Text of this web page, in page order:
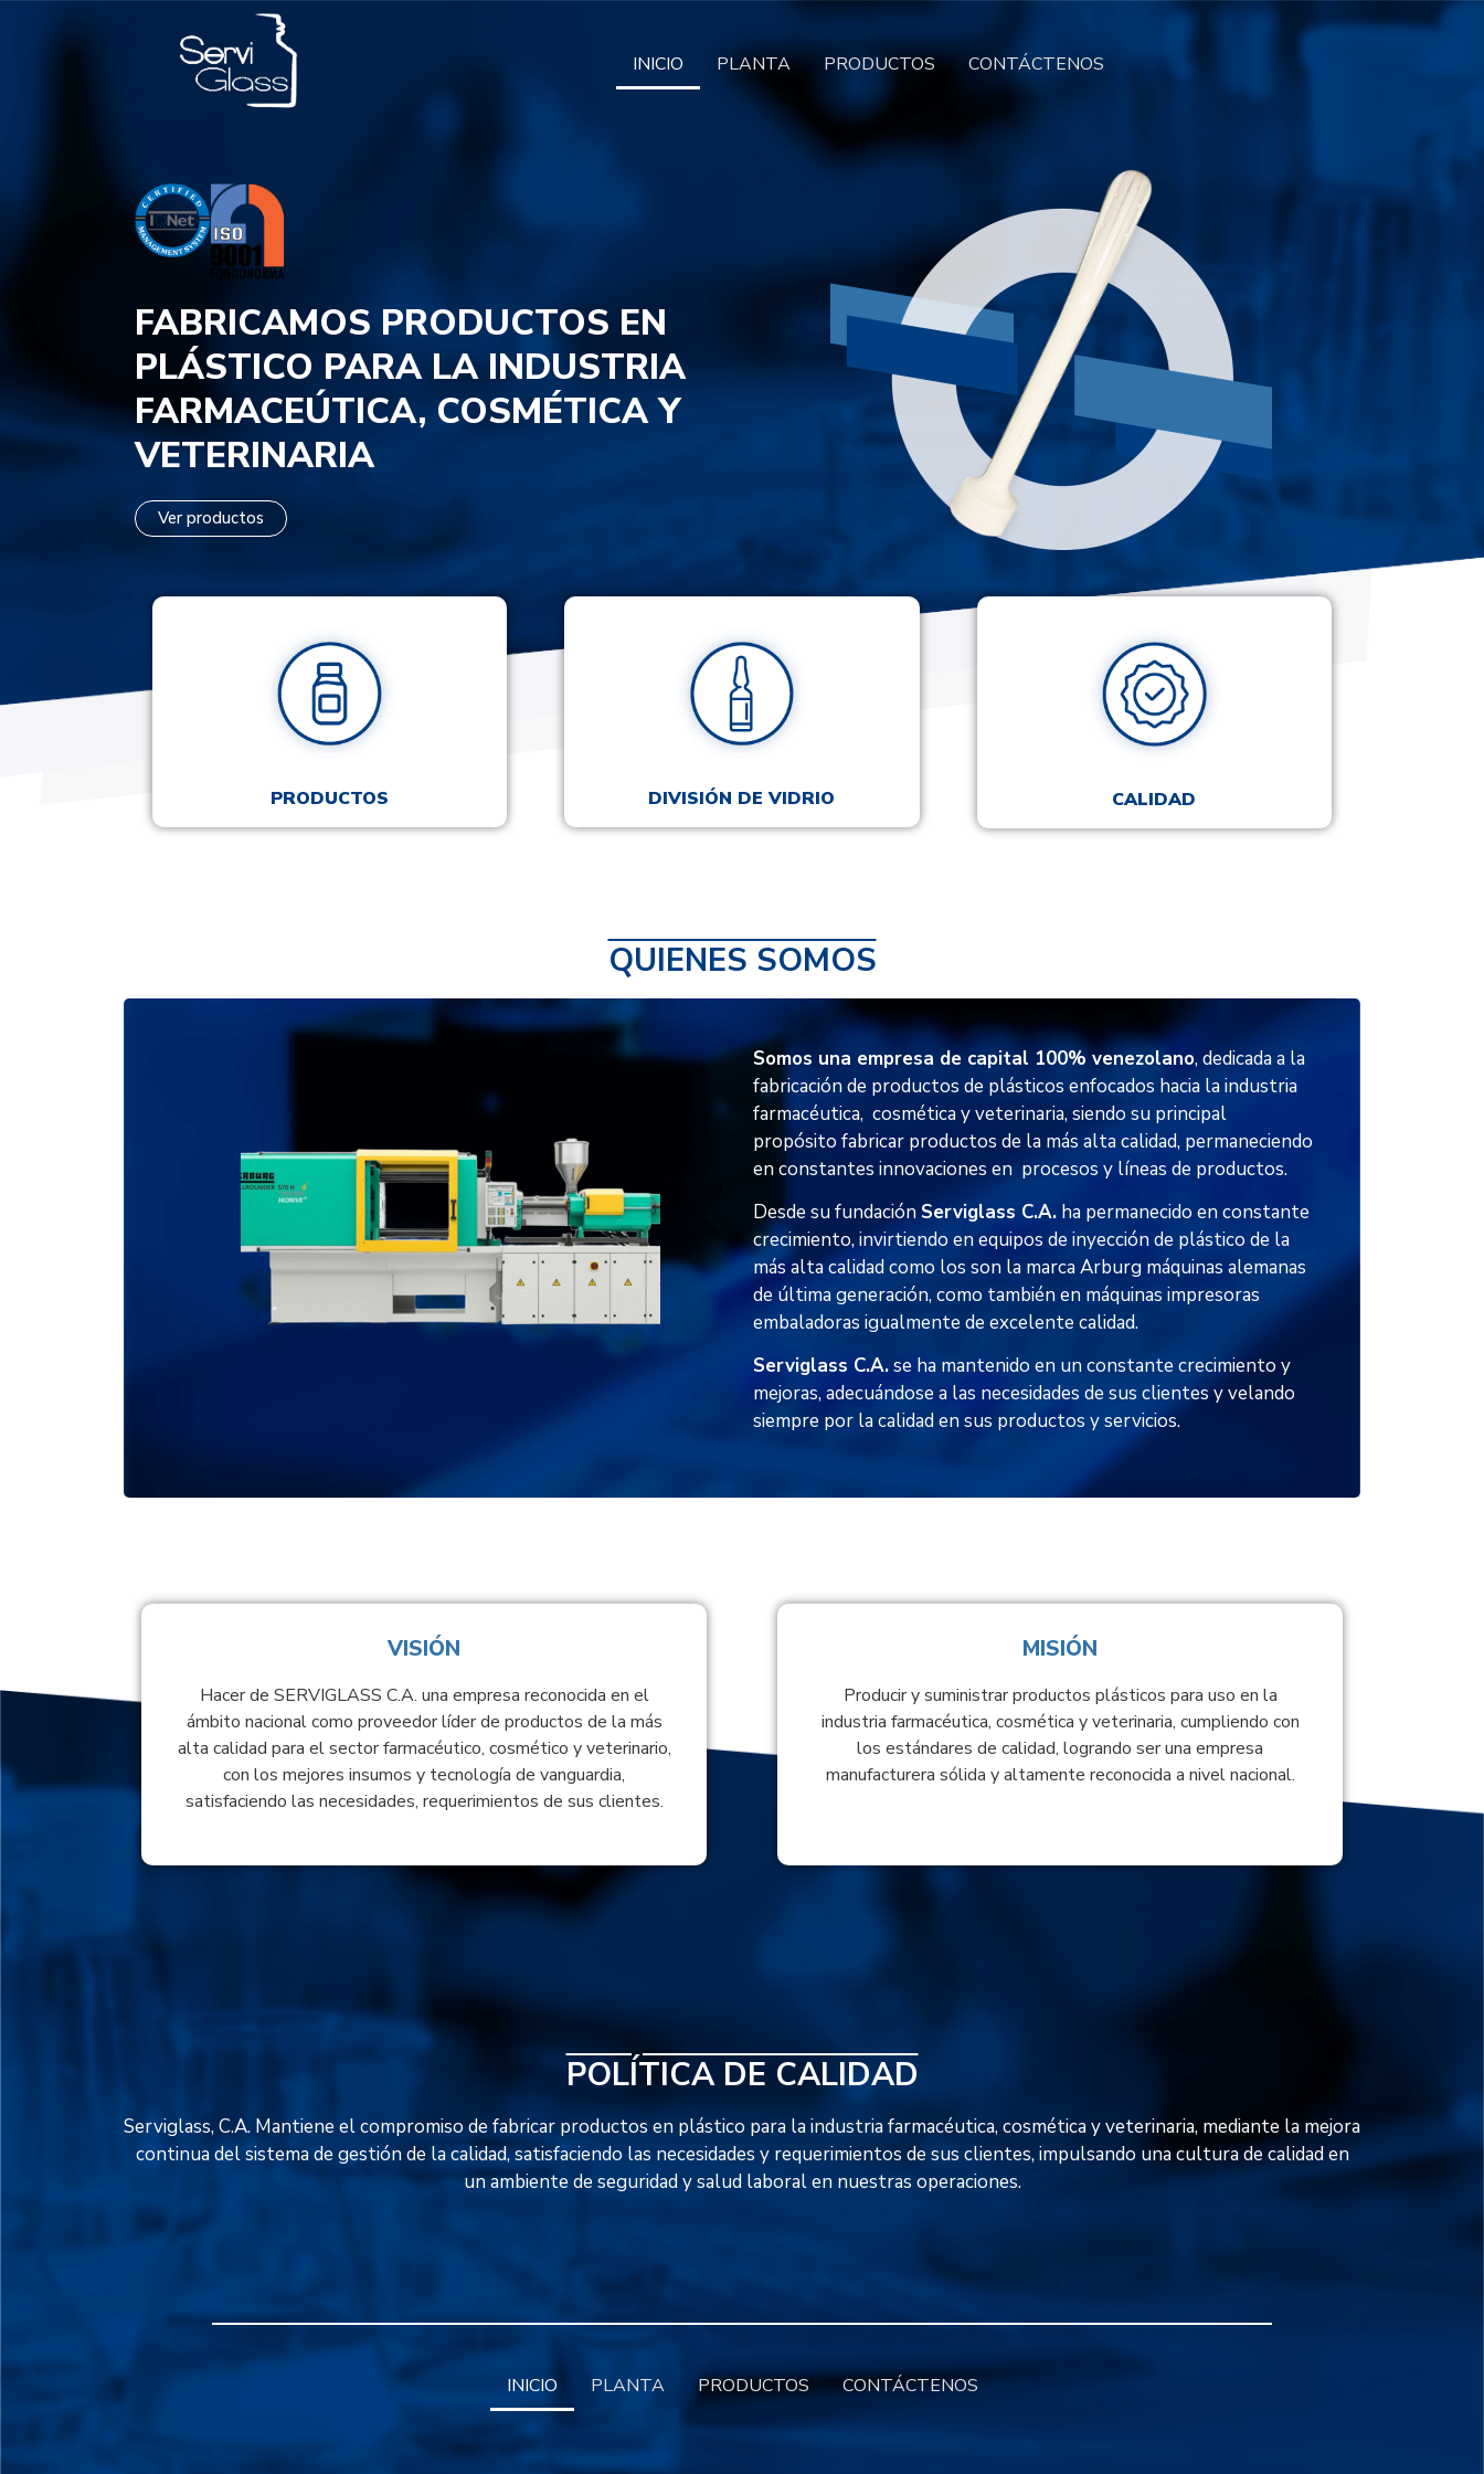
INICIO PLANTA PRODUCTOS CONTÁCTENOS
FABRICAMOS PRODUCTOS EN
PLÁSTICO PARA LA INDUSTRIA
FARMACEÚTICA, COSMÉTICA Y
VETERINARIA
Ver productos
PRODUCTOS DIVISIÓN DE VIDRIO CALIDAD
QUIENES SOMOS
Somos una empresa de capital 100% venezolano, dedicada a la
fabricación de productos de plásticos enfocados hacia la industria
farmacéutica, cosmética y veterinaria, siendo su principal
propósito fabricar productos de la más alta calidad, permaneciendo
en constantes innovaciones en procesos y líneas de productos.
Desde su fundaciónServiglass C.A. ha permanecido en constante
crecimiento, invirtiendo en equipos de inyección de plástico de la
más alta calidad como los son la marca Arburg máquinas alemanas
de última generación, como también en máquinas impresoras
embaladoras igualmente de excelente calidad.
Serviglass C.A.se ha mantenido en un constante crecimiento y
mejoras, adecuándose a las necesidades de sus clientes y velando
siempre por la calidad en sus productos y servicios.
VISIÓN
Hacer de SERVIGLASS C.A. una empresa reconocida en el
ámbito nacional como proveedor líder de productos de la más
alta calidad para el sector farmacéutico, cosmético y veterinario,
con los mejores insumos y tecnología de vanguardia,
satisfaciendo las necesidades, requerimientos de sus clientes.
MISIÓN
Producir y suministrar productos plásticos para uso en la
industria farmacéutica, cosmética y veterinaria, cumpliendo con
los estándares de calidad, logrando ser una empresa
manufacturera sólida y altamente reconocida a nivel nacional.
POLÍTICA DE CALIDAD
Serviglass, C.A. Mantiene el compromiso de fabricar productos en plástico para la industria farmacéutica, cosmética y veterinaria, mediante la mejora
continua del sistema de gestión de la calidad, satisfaciendo las necesidades y requerimientos de sus clientes, impulsando una cultura de calidad en
un ambiente de seguridad y salud laboral en nuestras operaciones.
INICIO PLANTA PRODUCTOS CONTÁCTENOS